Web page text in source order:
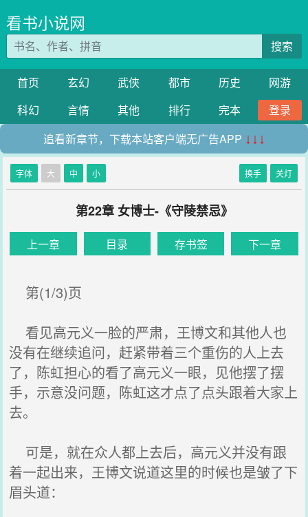
看书小说网
搜索
首页 玄幻 武侠 都市 历史
网游
科幻
言情 其他 排行 完本
登录
追看新章节，下载本站客户端无广告APP ↓↓↓
字体 大 中 小 换手 关灯
第22章 女博士-《守陵禁忌》
上一章 目录 存书签 下一章
第(1/3)页
看见高元义一脸的严肃，王博文和其他人也
没有在继续追问，赶紧带着三个重伤的人上去
了，陈虹担心的看了高元义一眼，见他摆了摆
手，示意没问题，陈虹这才点了点头跟着大家上
去。
可是，就在众人都上去后，高元义并没有跟
着一起出来，王博文说道这里的时候也是皱了下
眉头道：